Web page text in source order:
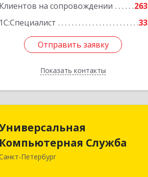
Клиентов на сопровождении
263
1С:Специалист
33
Отправить заявку
Показать контакты
Отправить заявку
Назад
Компьютерная Служба
Петербург
Компьютерная Служба
192007, Санкт-Петербург г,